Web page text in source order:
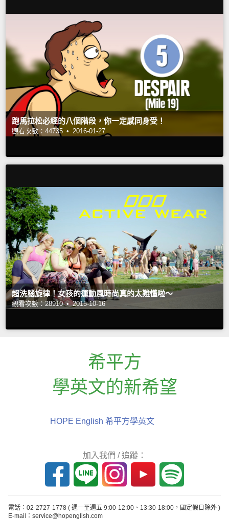
跑馬拉松必經的八個階段，你一定感同身受！
觀看次數：44735 • 2016-01-27
超洗腦旋律！女孩的運動風時尚真的太難懂啦～
觀看次數：28910 • 2015-10-16
希平方
學英文的新希望
HOPE English 希平方學英文
加入我們 / 追蹤：
電話：02-2727-1778 ( 週一至週五 9:00-12:00、13:30-18:00，國定假日除外 )
E-mail：service@hopenglish.com